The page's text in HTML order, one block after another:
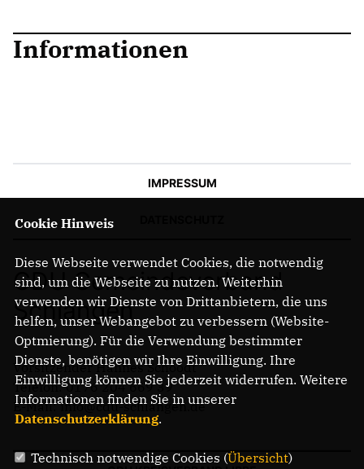
Informationen
IMPRESSUM
CDU Gemeindeverband
Schlangen
Vorsitzender Hannes Schoodt
Telefon: 0176 204 669 39
E-Mail: info@cdu-schlangen.de
Cookie Hinweis
Diese Webseite verwendet Cookies, die notwendig
sind, um die Webseite zu nutzen. Weiterhin
verwenden wir Dienste von Drittanbietern, die uns
helfen, unser Webangebot zu verbessern (Website-
Optmierung). Für die Verwendung bestimmter
Dienste, benötigen wir Ihre Einwilligung. Ihre
Einwilligung können Sie jederzeit widerrufen. Weitere
Informationen finden Sie in unserer
Datenschutzerklärung.
Technisch notwendige Cookies (Übersicht)